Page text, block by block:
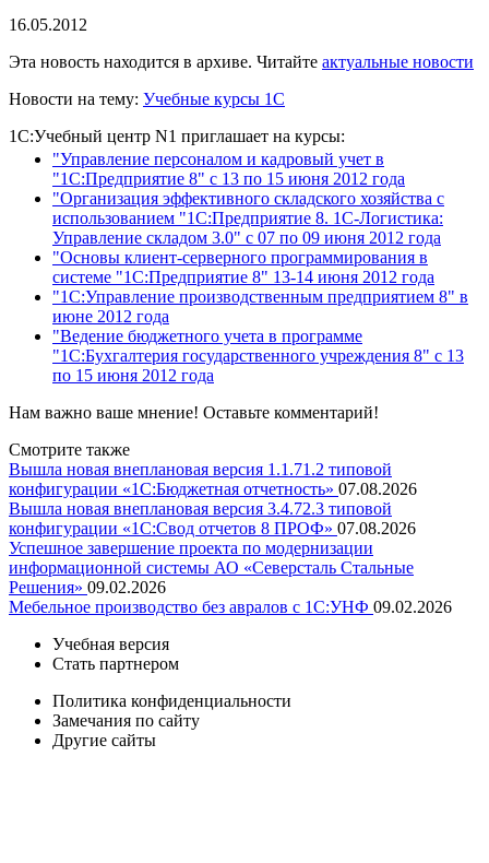
16.05.2012
Эта новость находится в архиве. Читайте актуальные новости
Новости на тему: Учебные курсы 1С
1С:Учебный центр N1 приглашает на курсы:
"Управление персоналом и кадровый учет в
"1С:Предприятие 8" с 13 по 15 июня 2012 года
"Организация эффективного складского хозяйства с
использованием "1С:Предприятие 8. 1С-Логистика:
Управление складом 3.0" с 07 по 09 июня 2012 года
"Основы клиент-серверного программирования в
системе "1С:Предприятие 8" 13-14 июня 2012 года
"1С:Управление производственным предприятием 8" в
июне 2012 года
"Ведение бюджетного учета в программе
"1С:Бухгалтерия государственного учреждения 8" с 13
по 15 июня 2012 года
Нам важно ваше мнение! Оставьте комментарий!
Смотрите также
Вышла новая внеплановая версия 1.1.71.2 типовой
конфигурации «1C:Бюджетная отчетность» 07.08.2026
Вышла новая внеплановая версия 3.4.72.3 типовой
конфигурации «1C:Свод отчетов 8 ПРОФ» 07.08.2026
Успешное завершение проекта по модернизации
информационной системы АО «Северсталь Стальные
Решения» 09.02.2026
Мебельное производство без авралов с 1С:УНФ 09.02.2026
Учебная версия
Стать партнером
Политика конфиденциальности
Замечания по сайту
Другие сайты